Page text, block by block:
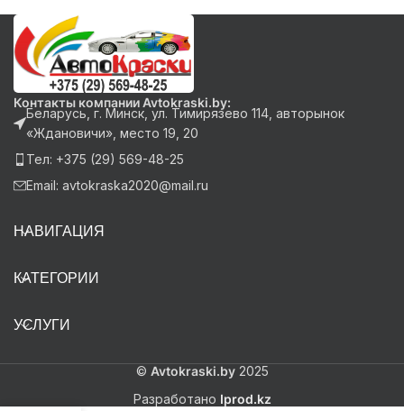
Контакты компании Avtokraski.by:
Беларусь, г. Минск, ул. Тимирязево 114, авторынок
«Ждановичи», место 19, 20
Тел: +375 (29) 569-48-25
Email: avtokraska2020@mail.ru
НАВИГАЦИЯ
КАТЕГОРИИ
УСЛУГИ
© Avtokraski.by2025
Разработано Iprod.kz